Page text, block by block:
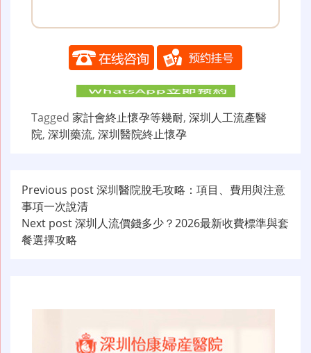
Tagged 家計會終止懷孕等幾耐, 深圳人工流產醫
院, 深圳藥流, 深圳醫院終止懷孕
文
章
导
Previous post深圳醫院脫毛攻略：項目、費用與注意
事項一次說清
Next post深圳人流價錢多少？2026最新收費標準與套
餐選擇攻略